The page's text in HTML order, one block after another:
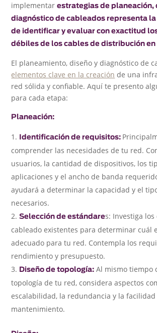
implementarestrategias de planeación,
diagnóstico de cableados representa
de identificar y evaluar con exactitud
débiles de los cables de distribución
El planeamiento, diseño y diagnóstico de
elementos clave en la creación de una
red sólida y confiable. Aquí te presento
para cada etapa:
Planeación:
Identificación de requisitos:
comprender las necesidades de tu red.
usuarios, la cantidad de dispositivos, los
aplicaciones y el ancho de banda
ayudará a determinar la capacidad y el
necesarios.
Selección de estándares: Investiga
cableado existentes para determinar cuál
adecuado para tu red. Contempla los
rendimiento y presupuesto.
Diseño de topología: Al mismo tiempo
topología de tu red, considera aspectos
escalabilidad, la redundancia y la facilidad
mantenimiento.